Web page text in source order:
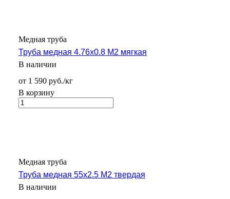
Медная труба
Труба медная 4.76х0.8 М2 мягкая
В наличии
от 1 590 руб./кг
В корзину
Медная труба
Труба медная 55х2.5 М2 твердая
В наличии